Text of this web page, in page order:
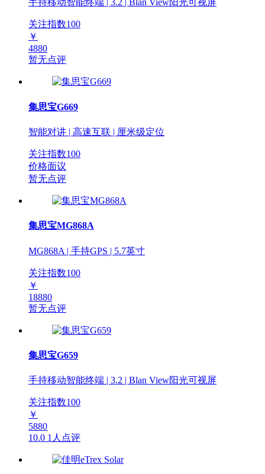
手持移动智能终端 | 3.2 | Blan View阳光可视屏
关注指数100
￥
4880
暂无点评
集思宝G669
智能对讲 | 高速互联 | 厘米级定位
关注指数100
价格面议
暂无点评
集思宝MG868A
MG868A | 手持GPS | 5.7英寸
关注指数100
￥
18880
暂无点评
集思宝G659
手持移动智能终端 | 3.2 | Blan View阳光可视屏
关注指数100
￥
5880
10.0 1人点评